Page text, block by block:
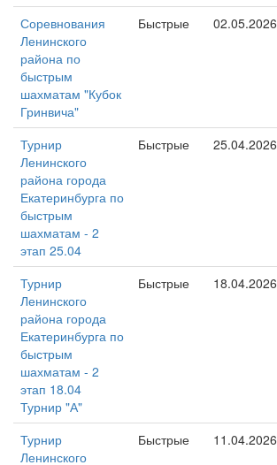
Соревнования
Ленинского
района по
быстрым
шахматам "Кубок
Гринвича"
Быстрые 02.05.2026
Турнир
Ленинского
района города
Екатеринбурга по
быстрым
шахматам - 2
этап 25.04
Быстрые 25.04.2026
Турнир
Ленинского
района города
Екатеринбурга по
быстрым
шахматам - 2
этап 18.04
Турнир "А"
Быстрые 18.04.2026
Турнир
Ленинского
Быстрые 11.04.2026